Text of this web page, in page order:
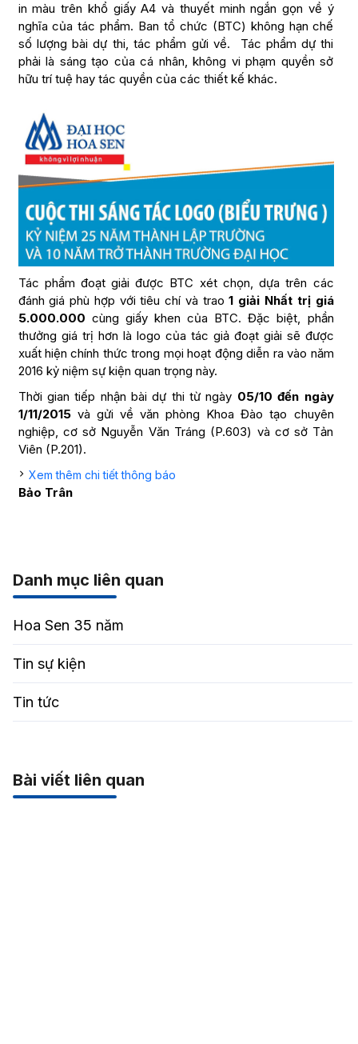
in màu trên khổ giấy A4 và thuyết minh ngắn gọn về ý
nghĩa của tác phẩm. Ban tổ chức (BTC) không hạn chế
số lượng bài dự thi, tác phẩm gửi về. Tác phẩm dự thi
phải là sáng tạo của cá nhân, không vi phạm quyền sở
hữu trí tuệ hay tác quyền của các thiết kế khác.
Tác phẩm đoạt giải được BTC xét chọn, dựa trên các
đánh giá phù hợp với tiêu chí và trao1 giải Nhất trị giá
5.000.000 cùng giấy khen của BTC. Đặc biệt, phần
thưởng giá trị hơn là logo của tác giả đoạt giải sẽ được
xuất hiện chính thức trong mọi hoạt động diễn ra vào năm
2016 kỷ niệm sự kiện quan trọng này.
Thời gian tiếp nhận bài dự thi từ ngày 05/10 đến ngày
1/11/2015và gửi về văn phòng Khoa Đào tạo chuyên
nghiệp, cơ sở Nguyễn Văn Tráng (P.603) và cơ sở Tản
Viên (P.201).
Xem thêm chi tiết thông báo
Bảo Trân
Danh mục liên quan
Hoa Sen 35 năm
Tin sự kiện
Tin tức
Bài viết liên quan